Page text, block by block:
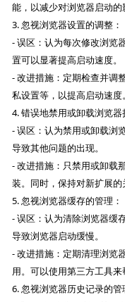
能，以减少对浏览器启动的
3. 忽视浏览器设置的调整：
- 误区：认为每次修改浏览
置可以显著提高启动速度。
- 改进措施：定期检查并调
私设置等，以提高启动速度。
4. 错误地禁用或卸载浏览器
- 误区：认为禁用或卸载浏
导致其他问题的出现。
- 改进措施：只禁用或卸载
装。同时，保持对新扩展的
5. 忽视浏览器缓存的管理：
- 误区：认为清除浏览器缓
导致浏览器启动缓慢。
- 改进措施：定期清理浏览
用。可以使用第三方工具来
6. 忽视浏览器历史记录的管